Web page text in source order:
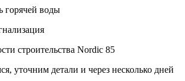
горячей воды
строительства Nordic 85
уточним детали и через несколько дней